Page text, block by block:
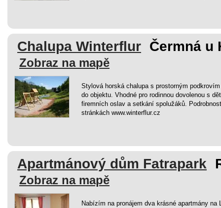
Chalupa Winterflur Čermná u
Zobraz na mapě
Stylová horská chalupa s prostorným
do objektu. Vhodné pro rodinnou dovolenou s
firemních oslav a setkání spolužáků.
stránkách www.winterflur.cz
Apartmánový dům Fatrapark
Zobraz na mapě
Nabízím na pronájem dva krásné apartmány na